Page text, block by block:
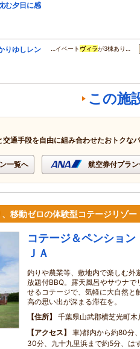
む夕日に感
りゆしレン
…イベート ヴィラが3棟あり…
この施
交通手段を自由に組み合わせたおトクな
一覧へ 航空券付プラ
、移動ゼロの体験型コテージリゾー
コテージ＆ペンション
ＪＡ
釣りや農業等、敷地内で楽しむ外
放題付BBQ。露天風呂やサウナで
せるコテージで、気軽に大自然と
高の思い出が深まる滞在を。
住所
千葉県山武郡横芝光町
アクセス
車)都内から約80分
30分、九十九里浜まで約5分、は